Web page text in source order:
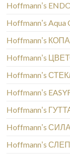
Hoffmannʼs
Hoffmannʼs
Hoffmannʼs
Hoffmannʼs
Hoffmannʼs
Hoffmannʼs
Hoffmannʼs
Hoffmannʼs
Hoffmannʼs